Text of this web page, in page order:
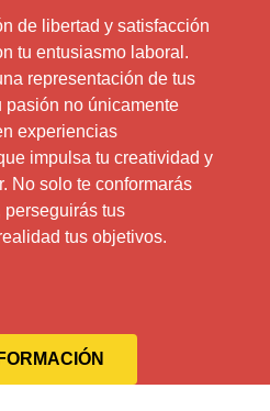
de libertad y satisfacción
tu entusiasmo laboral.
representación de tus
pasión no únicamente
experiencias
impulsa tu creatividad y
No solo te conformarás
tus
tus objetivos.